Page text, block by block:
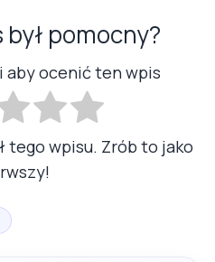
pomocny?
aby ocenić ten wpis
tego wpisu. Zrób to jako